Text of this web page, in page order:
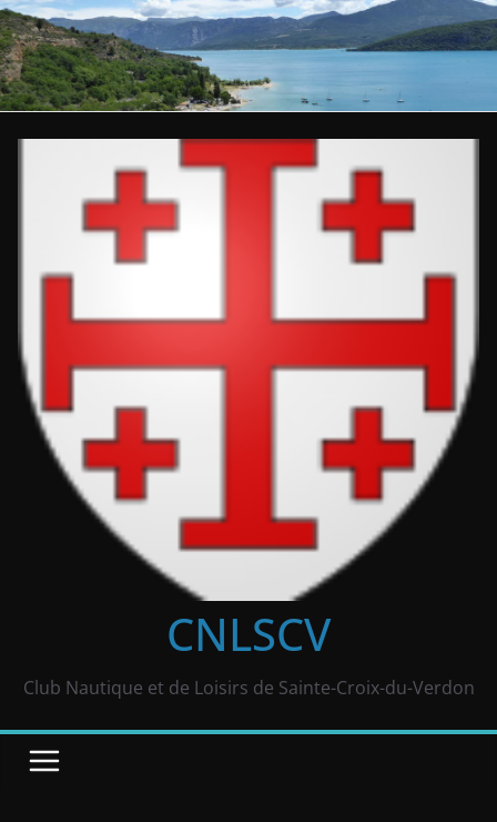
CNLSCV
Club Nautique et de Loisirs de Sainte-Croix-du-Verdon